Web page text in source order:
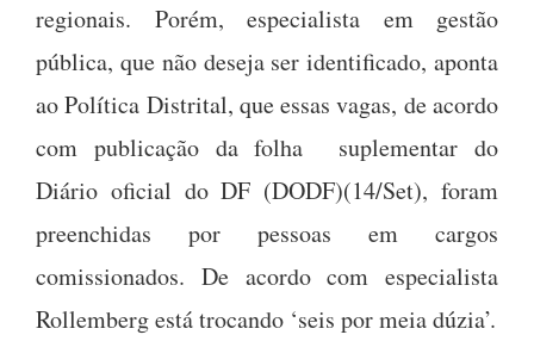
regionais. Porém, especialista em gestão
pública, que não deseja ser identificado, aponta
ao Política Distrital, que essas vagas, de acordo
com publicação da folha suplementar do
Diário oficial do DF (DODF)(14/Set), foram
preenchidas por pessoas em cargos
comissionados. De acordo com especialista
Rollemberg está trocando ‘seis por meia dúzia’.